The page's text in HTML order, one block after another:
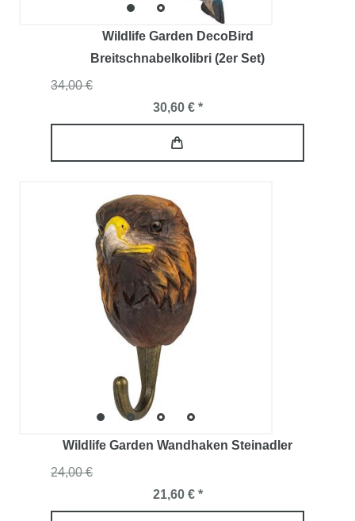
Wildlife Garden DecoBird
Breitschnabelkolibri (2er Set)
34,00 €
30,60 € *
Wildlife Garden Wandhaken Steinadler
24,00 €
21,60 € *